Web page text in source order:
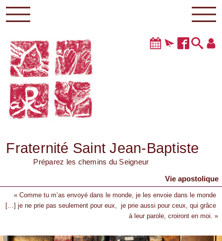
Fraternité Saint Jean-Baptiste
Préparez les chemins du Seigneur
Vie apostolique
« Comme tu m’as envoyé dans le monde, je les envoie dans le monde
[…] je ne prie pas seulement pour eux, je prie aussi pour ceux, qui grâce
à leur parole, croiront en moi. »